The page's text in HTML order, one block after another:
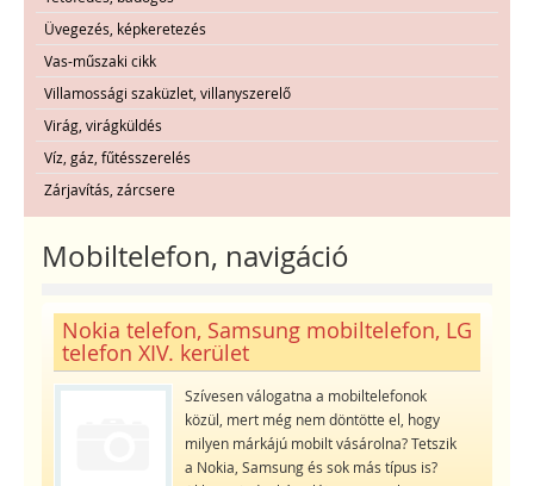
Üvegezés, képkeretezés
Vas-műszaki cikk
Villamossági szaküzlet, villanyszerelő
Virág, virágküldés
Víz, gáz, fűtésszerelés
Zárjavítás, zárcsere
Mobiltelefon, navigáció
Nokia telefon, Samsung mobiltelefon, LG
telefon XIV. kerület
Szívesen válogatna a mobiltelefonok
közül, mert még nem döntötte el, hogy
milyen márkájú mobilt vásárolna? Tetszik
a Nokia, Samsung és sok más típus is?